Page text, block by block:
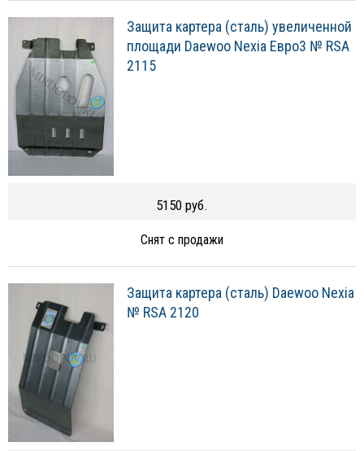
Защита картера (сталь) увеличенной
площади Daewoo Nexia Евро3 № RSA
2115
5150 руб.
Снят с продажи
Защита картера (сталь) Daewoo Nexia
№ RSA 2120